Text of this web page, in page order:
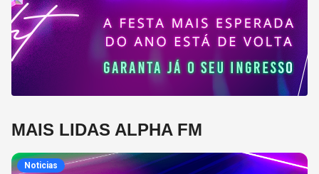
MAIS LIDAS ALPHA FM
Noticias